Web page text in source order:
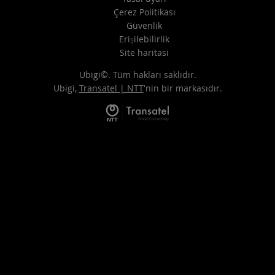
Çerez Politikası
Güvenlik
Erişilebilirlik
Site haritasi
Ubigi©. Tüm hakları saklıdır.
Ubigi, Transatel | NTT'nin bir markasıdır.